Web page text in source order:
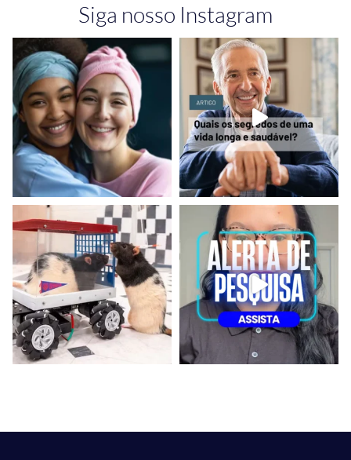
Siga nosso Instagram